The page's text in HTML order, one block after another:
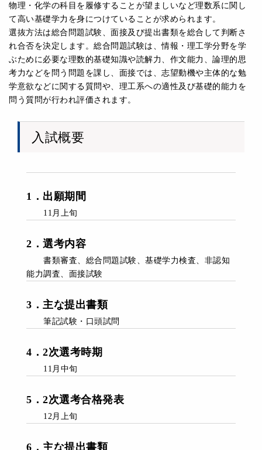
物理・化学の科目を履修することが望ましいなど理数系に関し
て高い基礎学力を身につけていることが求められます。
選抜方法は総合問題試験、面接及び提出書類を総合して判断さ
れ合否を決定します。総合問題試験は、情報・理工学分野を学
ぶために必要な理数的基礎知識や読解力、作文能力、論理的思
考力などを問う問題を課し、面接では、志望動機や主体的な勉
学意欲などに関する質問や、理工系への適性及び基礎的能力を
問う質問が行われ評価されます。
入試概要
1 ． 出願期間
11月上旬
2 ． 選考内容
書類審査、総合問題試験、基礎学力検査、非認知
能力調査、面接試験
3 ． 主な提出書類
筆記試験・口頭試問
4．2次選考時期
11月中旬
5． 2次選考合格発表
12月上旬
6 ．主な提出書類